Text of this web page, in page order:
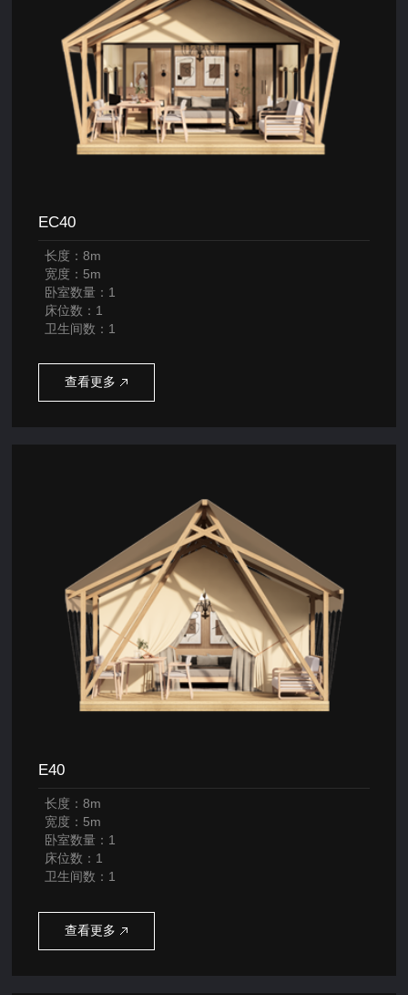
EC40
长度：8m
宽度：5m
卧室数量：1
床位数：1
卫生间数：1
查看更多
E40
长度：8m
宽度：5m
卧室数量：1
床位数：1
卫生间数：1
查看更多